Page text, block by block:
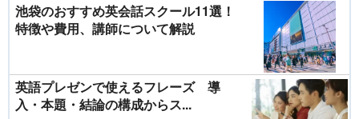
池袋のおすすめ英会話スクール11選！
特徴や費用、講師について解説
英語プレゼンで使えるフレーズ 導
入・本題・結論の構成からス...